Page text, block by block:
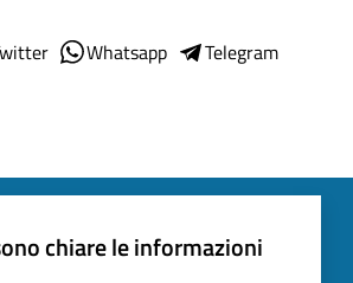
Whatsapp
Telegram
chiare le informazioni